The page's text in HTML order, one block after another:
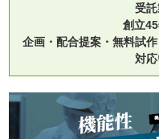
受託
創立45
企画・配合提案・無料試
対応